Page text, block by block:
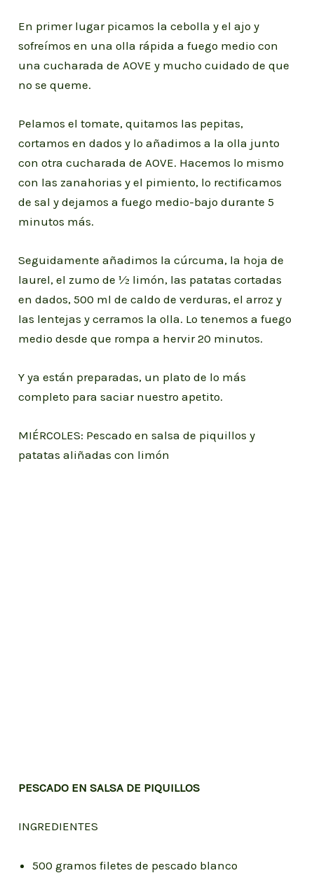
En primer lugar picamos la cebolla y el ajo y
sofreímos en una olla rápida a fuego medio con
una cucharada de AOVE y mucho cuidado de que
no se queme.
Pelamos el tomate, quitamos las pepitas,
cortamos en dados y lo añadimos a la olla junto
con otra cucharada de AOVE. Hacemos lo mismo
con las zanahorias y el pimiento, lo rectificamos
de sal y dejamos a fuego medio-bajo durante 5
minutos más.
Seguidamente añadimos la cúrcuma, la hoja de
laurel, el zumo de ½ limón, las patatas cortadas
en dados, 500 ml de caldo de verduras, el arroz y
las lentejas y cerramos la olla. Lo tenemos a fuego
medio desde que rompa a hervir 20 minutos.
Y ya están preparadas, un plato de lo más
completo para saciar nuestro apetito.
MIÉRCOLES: Pescado en salsa de piquillos y
patatas aliñadas con limón
PESCADO EN SALSA DE PIQUILLOS
INGREDIENTES
500 gramos filetes de pescado blanco